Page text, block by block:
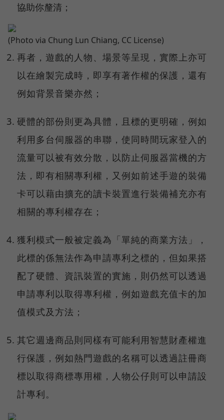
協助你釐清；
(Photo via Chung Lun Chiang, CC License)
再者，遊戲的人物、場景等呈現，實際上亦可
以在繪製完成時，即享有著作權的保護，還有
例如背景音樂亦然；
硬體的部份則更為具體，且標的更明確，例如
利用多台伺服器的串聯，使同時間玩家登入的
流量可以被有效分散，以防止伺服器當機的方
法，即有相關專利權，又例如前述手遊的裝備
卡可以藉由擴充的讀卡裝置進行裝備補充亦有
相關的專利權存在；
獲利模式一般被定義為「單純的商業方法」，
此標的係無法作為申請專利之標的，但如果搭
配了硬體、資訊裝置的實施，則仍然可以透過
申請專利以取得專利權，例如遊戲充值卡的加
值模式及方法；
其它週邊商品則同樣有可能利用智慧財產權進
行保護，例如熱門遊戲的名稱可以透過註冊商
標以取得商標專用權，人物公仔則可以申請設
計專利。